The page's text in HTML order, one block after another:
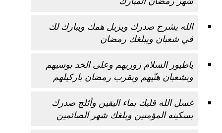
الله يشرح صدرك ويزيل همك ويبارك لك
في شعبان ويبلغك رمضان
ياطيور السلام زوريهم وعلى الخد بوسيهم
وبشعبان هنّيهم وبقرب رمضان باركيلهم
غسل الله قلبك بماء اليقين وأثلج صدرك
بسكينه المؤمنين وبلغك شهر الصائمين